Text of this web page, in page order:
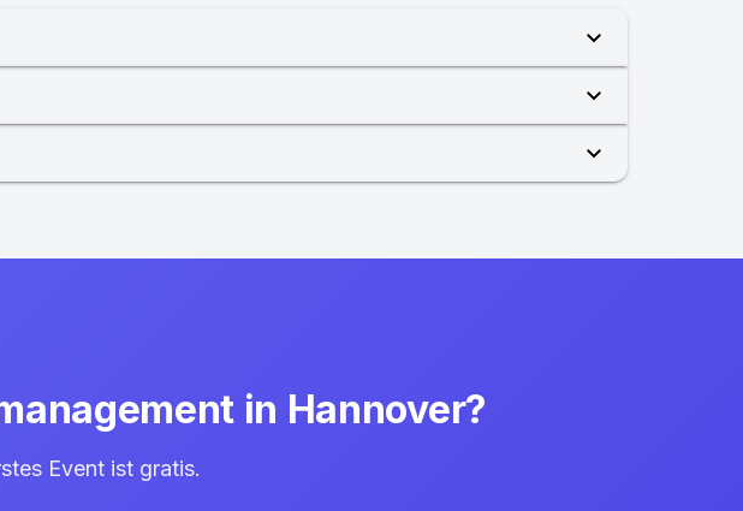
in Hannover?
Event ist gratis.